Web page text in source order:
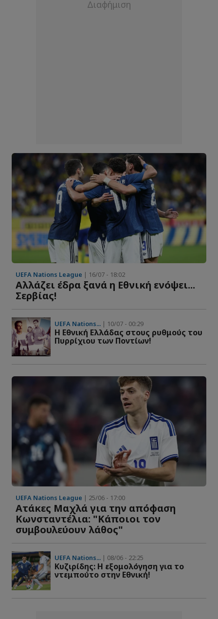
UEFA Nations League | 16/07 - 18:02
Αλλάζει έδρα ξανά η Εθνική ενόψει...
Σερβίας!
UEFA Nations... | 10/07 - 00:29
Η Εθνική Ελλάδας στους ρυθμούς του
Πυρρίχιου των Ποντίων!
UEFA Nations League | 25/06 - 17:00
Ατάκες Μαχλά για την απόφαση
Κωνσταντέλια: "Κάποιοι τον
συμβουλεύουν λάθος"
UEFA Nations... | 08/06 - 22:25
Kυζιρίδης: Η εξομολόγηση για το
ντεμπούτο στην Εθνική!